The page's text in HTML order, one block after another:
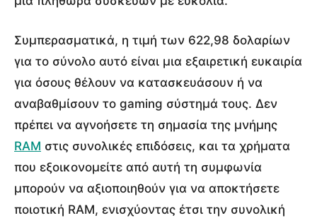
Συμπερασματικά, η τιμή των 622,98 δολαρίων
για το σύνολο αυτό είναι μια εξαιρετική ευκαιρία
για όσους θέλουν να κατασκευάσουν ή να
αναβαθμίσουν το gaming σύστημά τους. Δεν
πρέπει να αγνοήσετε τη σημασία της μνήμης
RAM στις συνολικές επιδόσεις, και τα χρήματα
που εξοικονομείτε από αυτή τη συμφωνία
μπορούν να αξιοποιηθούν για να αποκτήσετε
ποιοτική RAM, ενισχύοντας έτσι την συνολική